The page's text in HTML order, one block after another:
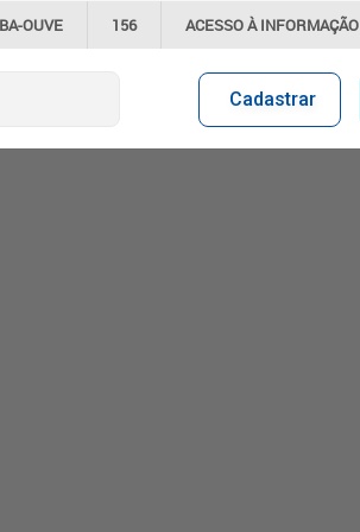
OUVE 156 ACESSO ÀINFORMAÇÃO
Cadastrar